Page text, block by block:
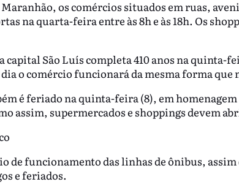
Maranhão, os comércios situados em ruas,
na quarta-feira entre às 8h e às 18h. Os
capital São Luís completa 410 anos na quinta-
o comércio funcionará da mesma forma que
é feriado na quinta-feira (8), em
assim, supermercados e shoppings devem
de funcionamento das linhas de ônibus, assim
e feriados.